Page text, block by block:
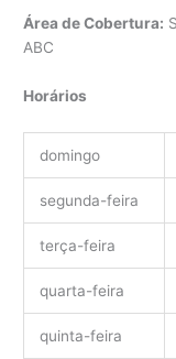
Área de Cobertura:
ABC
Horários
domingo
segunda-feira
terça-feira
quarta-feira
quinta-feira